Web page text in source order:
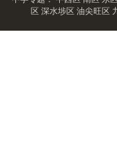
区 深水埗区 油尖旺区